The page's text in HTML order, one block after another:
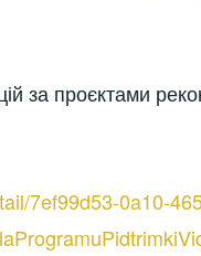
за проєктами
7ef99d53-0a10-